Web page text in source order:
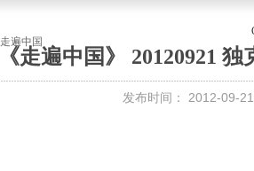
走遍中国
《走遍中国》 20120921
发布时间： 2012-09-